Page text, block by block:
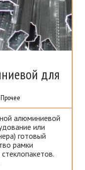
для
Прочее
алюминиевой
или
готовый
рамки